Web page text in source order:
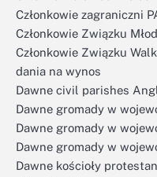
Członkowie zagraniczni
Członkowie Związku
Członkowie Związku
dania na wynos
Dawne civil parishes
Dawne gromady w
Dawne gromady w
Dawne gromady w
Dawne kościoły